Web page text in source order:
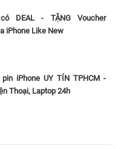
DEAL - TẶNG Voucher
iPhone Like New
iPhone UY TÍN TPHCM -
Thoại, Laptop 24h